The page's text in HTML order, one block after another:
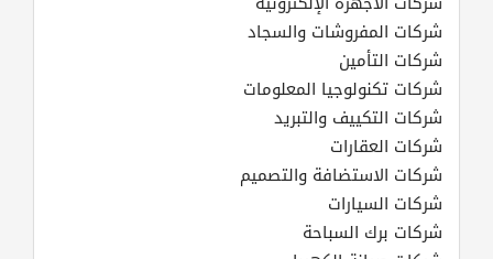
شركات المفروشات والسجاد
شركات التأمين
شركات تكنولوجيا المعلومات
شركات التكييف والتبريد
شركات العقارات
شركات الاستضافة والتصميم
شركات السيارات
شركات برك السباحة